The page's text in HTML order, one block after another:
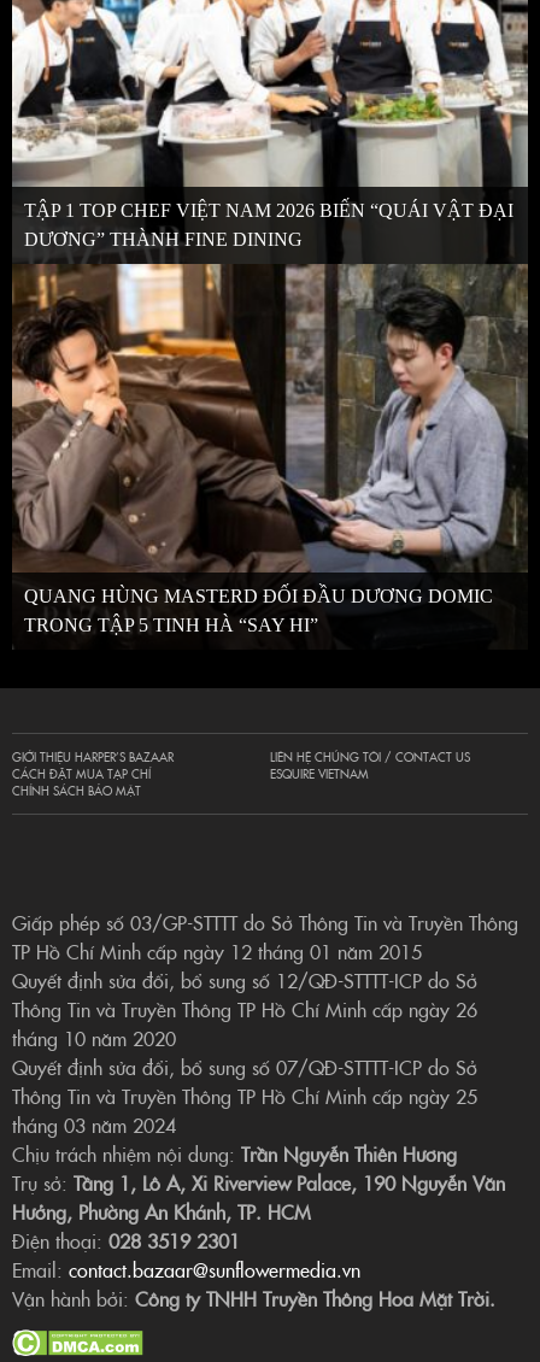
TẬP 1 TOP CHEF VIỆT NAM 2026 BIẾN “QUÁI VẬT ĐẠI
DƯƠNG” THÀNH FINE DINING
QUANG HÙNG MASTERD ĐỐI ĐẦU DƯƠNG DOMIC
TRONG TẬP 5 TINH HÀ “SAY HI”
GIỚI THIỆU HARPER’S BAZAAR
CÁCH ĐẶT MUA TẠP CHÍ
CHÍNH SÁCH BẢO MẬT
LIÊN HỆ CHÚNG TÔI / CONTACT US
ESQUIRE VIETNAM
Giấp phép số 03/GP-STTTT do Sở Thông Tin và Truyền Thông
TP Hồ Chí Minh cấp ngày 12 tháng 01 năm 2015
Quyết định sửa đổi, bổ sung số 12/QĐ-STTTT-ICP do Sở
Thông Tin và Truyền Thông TP Hồ Chí Minh cấp ngày 26
tháng 10 năm 2020
Quyết định sửa đổi, bổ sung số 07/QĐ-STTTT-ICP do Sở
Thông Tin và Truyền Thông TP Hồ Chí Minh cấp ngày 25
tháng 03 năm 2024
Chịu trách nhiệm nội dung: Trần Nguyễn Thiên Hương
Trụ sở: Tầng 1, Lô A, Xi Riverview Palace, 190 Nguyễn Văn
Hưởng, Phường An Khánh, TP. HCM
Điện thoại: 028 3519 2301
Email: contact.bazaar@sunflowermedia.vn
Vận hành bởi: Công ty TNHH Truyền Thông Hoa Mặt Trời.